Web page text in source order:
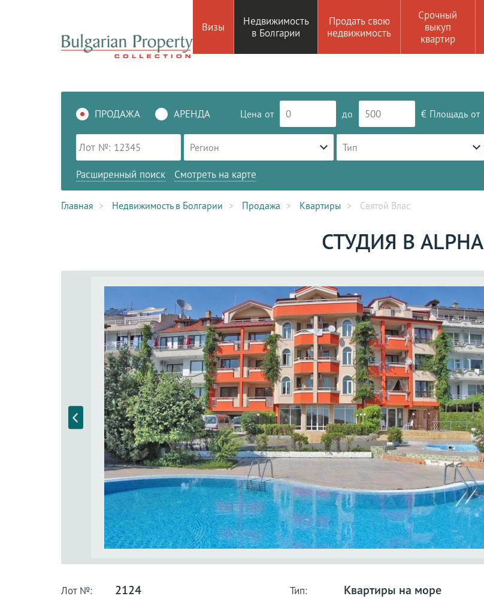
Визы
Недвижимость
в Болгарии
Продать свою
недвижимость
Срочный
выкуп
квартир
ПРОДАЖА АРЕНДА Цена от до € Площадь от
Регион Тип
Расширенный поиск Смотреть на карте
Главная Недвижимость в Болгарии Продажа Квартиры Святой Влас
СТУДИЯ В ALPHA
Лот №: 2124 Тип: Квартиры на море